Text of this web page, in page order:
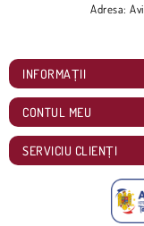
Adresa:
INFORMAȚII
CONTUL MEU
SERVICIU CLIENȚI